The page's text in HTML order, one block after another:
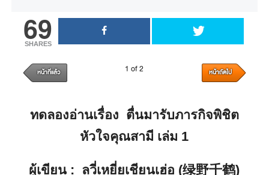
69
SHARES
หน้าที่แล้ว 1 of 2 หน้าถัดไป
ทดลองอ่านเรื่อง ตื่นมารับภารกิจพิชิต
หัวใจคุณสามี เล่ม 1
ผู้เขียน : ลวี่เหยี่ยเชียนเฮ่อ (绿野千鹤)